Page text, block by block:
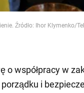
Źródło: Ihor Klymenko/
o współpracy w
i